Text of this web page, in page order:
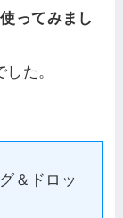
ってみまし
た。
＆ドロッ